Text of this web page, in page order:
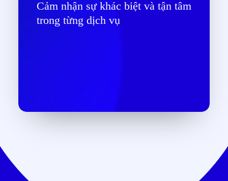
Cảm nhận sự khác biệt và tận tâm
trong từng dịch vụ